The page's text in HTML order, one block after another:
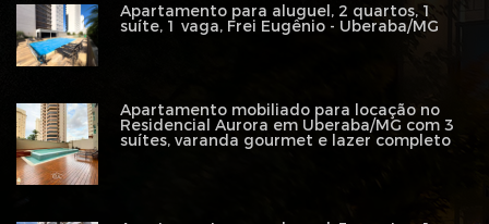
Apartamento para aluguel, 2 quartos, 1
suíte, 1 vaga, Frei Eugênio - Uberaba/MG
Apartamento mobiliado para locação no
Residencial Aurora em Uberaba/MG com 3
suítes, varanda gourmet e lazer completo